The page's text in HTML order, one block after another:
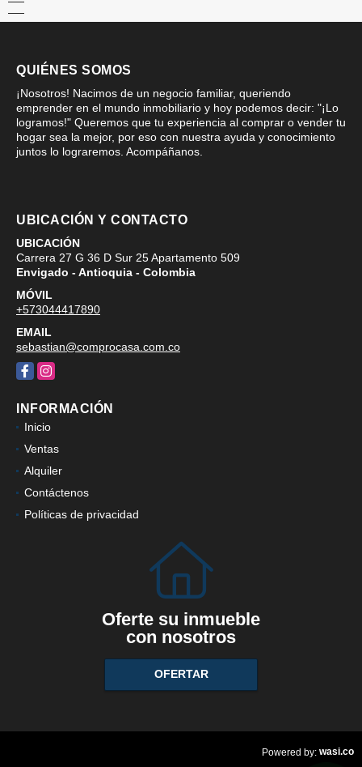
QUIÉNES SOMOS
¡Nosotros! Nacimos de un negocio familiar, queriendo
emprender en el mundo inmobiliario y hoy podemos decir: "¡Lo
logramos!" Queremos que tu experiencia al comprar o vender tu
hogar sea la mejor, por eso con nuestra ayuda y conocimiento
juntos lo lograremos. Acompáñanos.
UBICACIÓN Y CONTACTO
UBICACIÓN
Carrera 27 G 36 D Sur 25 Apartamento 509
Envigado - Antioquia - Colombia
MÓVIL
+573044417890
EMAIL
sebastian@comprocasa.com.co
FacebookInstagram
INFORMACIÓN
Inicio
Ventas
Alquiler
Contáctenos
Políticas de privacidad
Oferte su inmueble
con nosotros
OFERTAR
Powered by: wasi.co